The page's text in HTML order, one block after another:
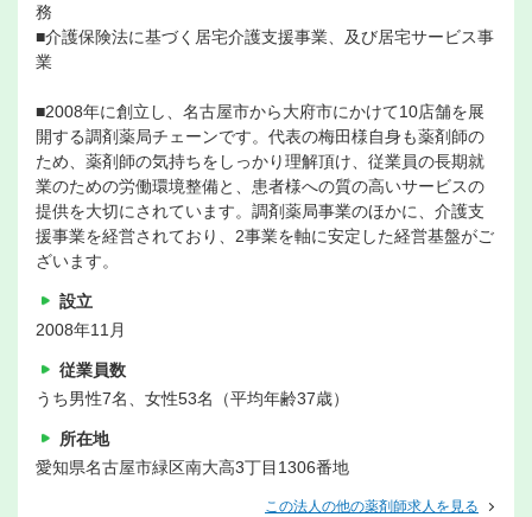
務
■介護保険法に基づく居宅介護支援事業、及び居宅サービス事
業
■2008年に創立し、名古屋市から大府市にかけて10店舗を展
開する調剤薬局チェーンです。代表の梅田様自身も薬剤師の
ため、薬剤師の気持ちをしっかり理解頂け、従業員の長期就
業のための労働環境整備と、患者様への質の高いサービスの
提供を大切にされています。調剤薬局事業のほかに、介護支
援事業を経営されており、2事業を軸に安定した経営基盤がご
ざいます。
設立
2008年11月
従業員数
うち男性7名、女性53名（平均年齢37歳）
所在地
愛知県名古屋市緑区南大高3丁目1306番地
この法人の他の薬剤師求人を見る